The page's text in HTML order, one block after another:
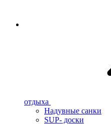
отдыха
Надувные санки
SUP- доски